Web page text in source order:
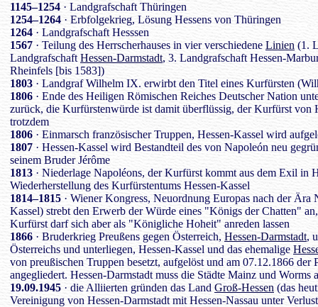
1145–1254 · Landgrafschaft Thüringen
1254–1264 · Erbfolgekrieg, Lösung Hessens von Thüringen
1264 · Landgrafschaft Hesssen
1567 · Teilung des Herrscherhauses in vier verschiedene Linien (1.
Landgrafschaft Hessen-Darmstadt, 3. Landgrafschaft Hessen-
Rheinfels [bis 1583])
1803 · Landgraf Wilhelm IX. erwirbt den Titel eines Kurfürsten
1806 · Ende des Heiligen Römischen Reiches Deutscher Nation
zurück, die Kurfürstenwürde ist damit überflüssig, der Kurfürst von
trotzdem
1806 · Einmarsch französischer Truppen, Hessen-Kassel wird
1807 · Hessen-Kassel wird Bestandteil des von Napoleón neu
seinem Bruder Jérôme
1813 · Niederlage Napoléons, der Kurfürst kommt aus dem Exil in
Wiederherstellung des Kurfürstentums Hessen-Kassel
1814–1815 · Wiener Kongress, Neuordnung Europas nach der
Kassel) strebt den Erwerb der Würde eines "Königs der Chatten"
Kurfürst darf sich aber als "Königliche Hoheit" anreden lassen
1866 · Bruderkrieg Preußens gegen Österreich, Hessen-Darmstadt,
Österreichs und unterliegen, Hessen-Kassel und das ehemalige
von preußischen Truppen besetzt, aufgelöst und am 07.12.1866 der
angegliedert. Hessen-Darmstadt muss die Städte Mainz und Worms
19.09.1945 · die Alliierten gründen das Land Groß-Hessen (das
Vereinigung von Hessen-Darmstadt mit Hessen-Nassau unter